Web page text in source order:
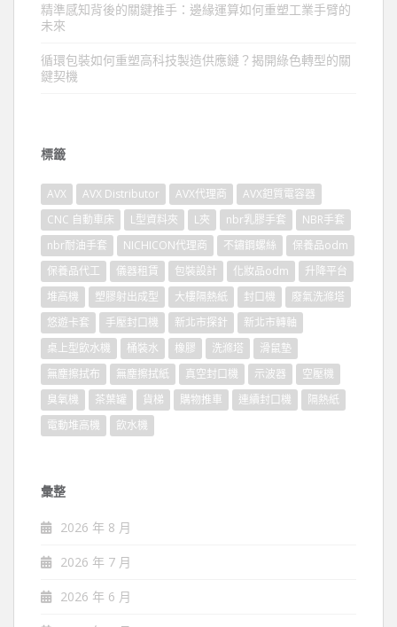
精準感知背後的關鍵推手：邊緣運算如何重塑工業手臂的
未來
循環包裝如何重塑高科技製造供應鏈？揭開綠色轉型的關
鍵契機
標籤
AVX AVX Distributor AVX代理商
AVX鉭質電容器
CNC 自動車床
L型資料夾 L夾 nbr乳膠手套
NBR手套
nbr耐油手套
NICHICON代理商 不鏽鋼螺絲
保養品odm
保養品代工
儀器租賃 包裝設計 化妝品odm
升降平台
堆高機
塑膠射出成型 大樓隔熱紙 封口機
廢氣洗滌塔
悠遊卡套
手壓封口機 新北市探針
新北市轉軸
桌上型飲水機
桶裝水 橡膠 洗滌塔
滑鼠墊
無塵擦拭布
無塵擦拭紙 真空封口機 示波器
空壓機
臭氧機
茶葉罐 貨梯 購物推車 連續封口機
隔熱紙
電動堆高機
飲水機
彙整
2026 年 8 月
2026 年 7 月
2026 年 6 月